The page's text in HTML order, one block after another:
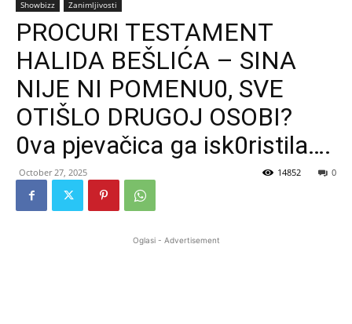
Showbizz Zanimljivosti
PROCURI TESTAMENT
HALIDA BEŠLIĆA – SINA
NIJE NI POMENU0, SVE
OTIŠLO DRUGOJ OSOBI?
0va pjevačica ga isk0ristila….
October 27, 2025 0
14852
Oglasi - Advertisement